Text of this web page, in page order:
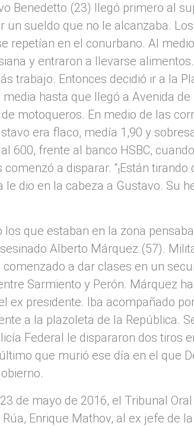
Benedetto (23) llegó primero al
un sueldo que no le alcanzaba.
repetían en el conurbano. Al
y entraron a llevarse
trabajo. Entonces decidió ir a la
hasta que llegó a Avenida
motoqueros. En medio de las
era flaco, medía 1,90 y
600, frente al banco HSBC,
a disparar. “¡Están
le dio en la cabeza a Gustavo. Su
los que estaban en la zona
Alberto Márquez (57).
a dar clases en un
Sarmiento y Perón. Márquez
ex presidente. Iba acompañado
a la plazoleta de la República.
Federal le dispararon dos tiros
que murió ese día en el que
de mayo de 2016, el Tribunal
Enrique Mathov, al ex jefe de